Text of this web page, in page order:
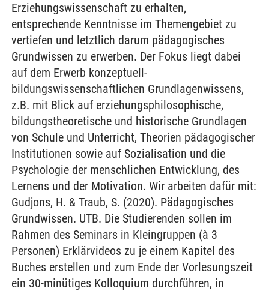
Erziehungswissenschaft zu erhalten,
entsprechende Kenntnisse im Themengebiet zu
vertiefen und letztlich darum pädagogisches
Grundwissen zu erwerben. Der Fokus liegt dabei
auf dem Erwerb konzeptuell-
bildungswissenschaftlichen Grundlagenwissens,
z.B. mit Blick auf erziehungsphilosophische,
bildungstheoretische und historische Grundlagen
von Schule und Unterricht, Theorien pädagogischer
Institutionen sowie auf Sozialisation und die
Psychologie der menschlichen Entwicklung, des
Lernens und der Motivation. Wir arbeiten dafür mit:
Gudjons, H. & Traub, S. (2020). Pädagogisches
Grundwissen. UTB. Die Studierenden sollen im
Rahmen des Seminars in Kleingruppen (à 3
Personen) Erklärvideos zu je einem Kapitel des
Buches erstellen und zum Ende der Vorlesungszeit
ein 30-minütiges Kolloquium durchführen, in